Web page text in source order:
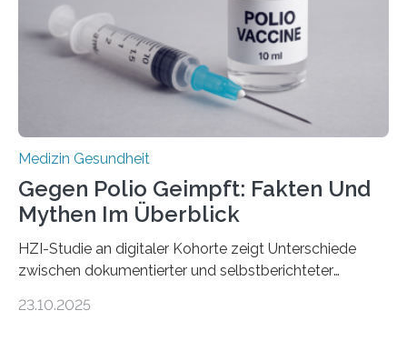
Universitätsklinikum Tübingen haben eine solche
Schwachstelle im Erbgut einer Untergruppe des
Medulloblastoms gefunden. Die Wilhelm Sander-
Stiftung unterstützte das Projekt…
Medizin Gesundheit
Gegen Polio Geimpft: Fakten Und
Mythen Im Überblick
HZI-Studie an digitaler Kohorte zeigt Unterschiede
zwischen dokumentierter und selbstberichteter
Kinderlähmung, ist eine ansteckende Krankheit, die
23.10.2025